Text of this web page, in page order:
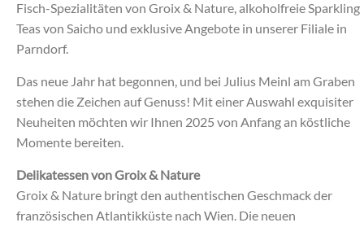
Fisch-Spezialitäten von Groix & Nature, alkoholfreie Sparkling
Teas von Saicho und exklusive Angebote in unserer Filiale in
Parndorf.
Das neue Jahr hat begonnen, und bei Julius Meinl am Graben
stehen die Zeichen auf Genuss! Mit einer Auswahl exquisiter
Neuheiten möchten wir Ihnen 2025 von Anfang an köstliche
Momente bereiten.
Delikatessen von Groix & Nature
Groix & Nature bringt den authentischen Geschmack der
französischen Atlantikküste nach Wien. Die neuen